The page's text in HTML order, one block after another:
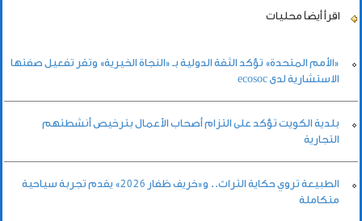
اقرأ أيضاً محليات
«الأمم المتحدة» تؤكد الثقة الدولية بـ «النجاة الخيرية» وتقر تفعيل صفتها
الاستشارية لدى ecosoc
بلدية الكويت تؤكد على التزام أصحاب الأعمال بترخيص أنشطتهم
التجارية
الطبيعة تروي حكاية التراث.. و«خريف ظفار 2026» يقدم تجربة سياحية
متكاملة